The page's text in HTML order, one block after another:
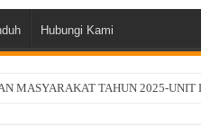
Hubungi Kami
MASYARAKAT TAHUN 2025-UNIT